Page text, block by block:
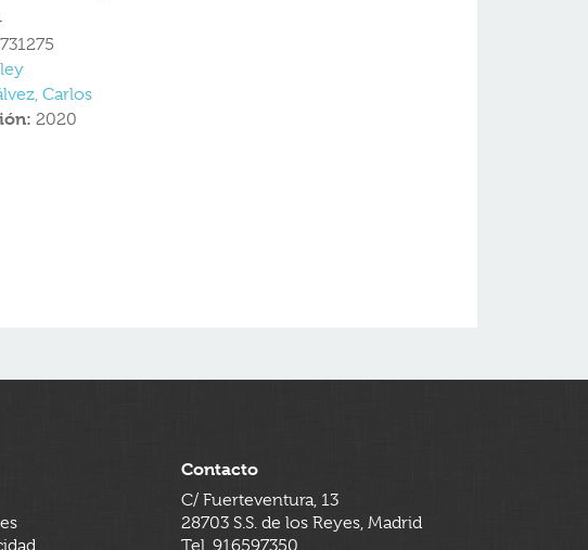
Carlos
2020
Contacto
C/ Fuerteventura, 13
28703 S.S. de los Reyes, Madrid
Tel. 916597350